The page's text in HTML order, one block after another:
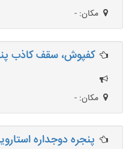
مکان: -
کفپوش، سقف کاذب
مکان: -
پنجره دوجداره